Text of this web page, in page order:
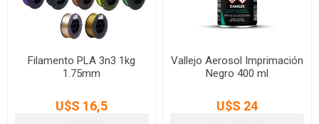
Filamento PLA 3n3 1kg
1.75mm
U$S 16,5
Vallejo Aerosol Imprimación
Negro 400 ml
U$S 24